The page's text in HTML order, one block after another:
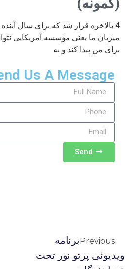
(کمونه)
4 بالاخره قرار شد که برای سال
میزبان ما یعنی مؤسسه آمریکایی
برای من پیدا کند و به
Us A Message
Send
Previousبرنامه
ویدیوئى پرتو نور تحت